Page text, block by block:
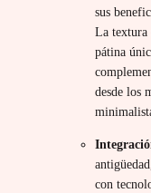
sus
La textura
pátina
desde los
con